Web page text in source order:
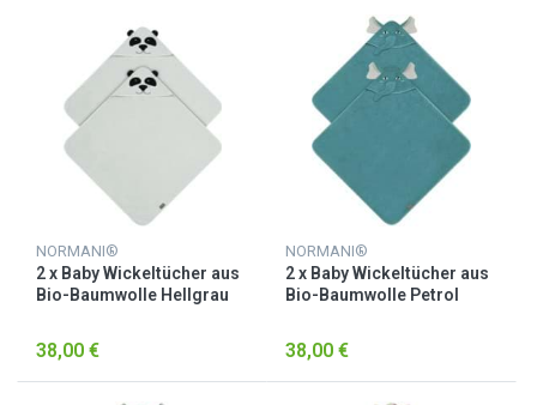
NORMANI®
2 x Baby Wickeltücher aus
Bio-Baumwolle Hellgrau
38,00 €
NORMANI®
2 x Baby Wickeltücher aus
Bio-Baumwolle Petrol
38,00 €